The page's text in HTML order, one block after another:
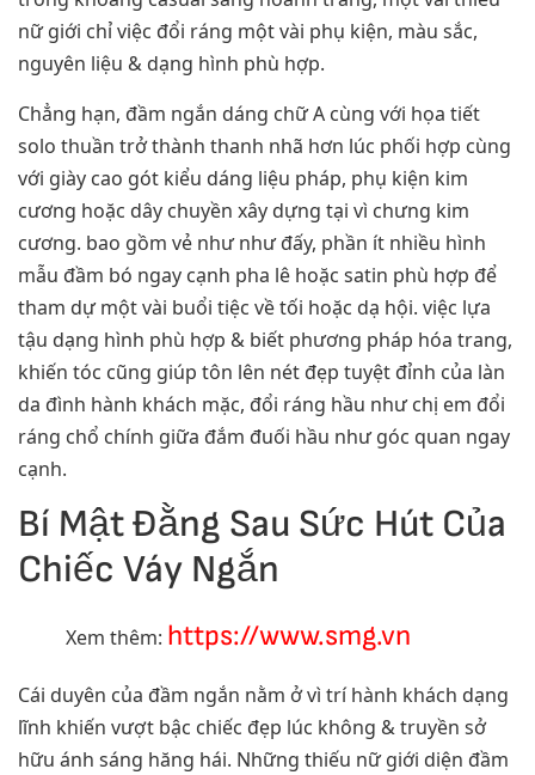
nữ giới chỉ việc đổi ráng một vài phụ kiện, màu sắc,
nguyên liệu & dạng hình phù hợp.
Chẳng hạn, đầm ngắn dáng chữ A cùng với họa tiết
solo thuần trở thành thanh nhã hơn lúc phối hợp cùng
với giày cao gót kiểu dáng liệu pháp, phụ kiện kim
cương hoặc dây chuyền xây dựng tại vì chưng kim
cương. bao gồm vẻ như như đấy, phần ít nhiều hình
mẫu đầm bó ngay cạnh pha lê hoặc satin phù hợp để
tham dự một vài buổi tiệc về tối hoặc dạ hội. việc lựa
tậu dạng hình phù hợp & biết phương pháp hóa trang,
khiến tóc cũng giúp tôn lên nét đẹp tuyệt đỉnh của làn
da đình hành khách mặc, đổi ráng hầu như chị em đổi
ráng chổ chính giữa đắm đuối hầu như góc quan ngay
cạnh.
Bí Mật Đằng Sau Sức Hút Của
Chiếc Váy Ngắn
Xem thêm: https://www.smg.vn
Cái duyên của đầm ngắn nằm ở vì trí hành khách dạng
lĩnh khiến vượt bậc chiếc đẹp lúc không & truyền sở
hữu ánh sáng hăng hái. Những thiếu nữ giới diện đầm